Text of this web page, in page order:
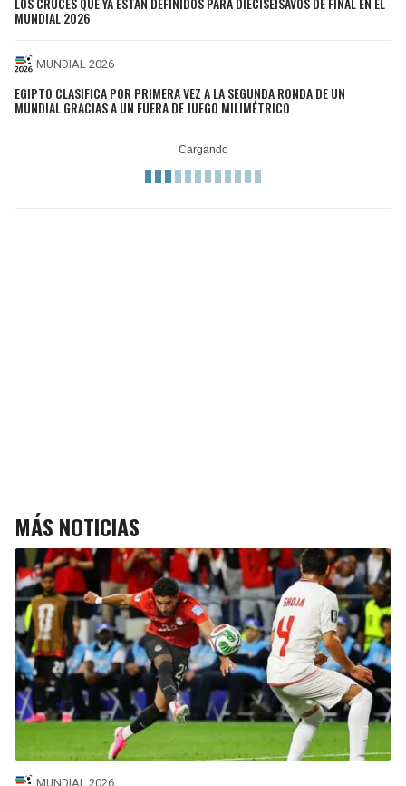
MUNDIAL 2026
MUNDIAL 2026
EGIPTO CLASIFICA POR PRIMERA VEZ A LA SEGUNDA RONDA DE UN
MUNDIAL GRACIAS A UN FUERA DE JUEGO MILIMÉTRICO
MÁS NOTICIAS
MUNDIAL 2026